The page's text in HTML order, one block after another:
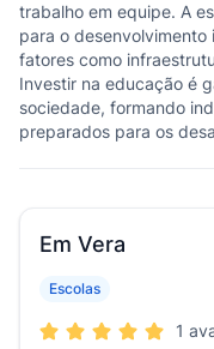
trabalho em equipe. A
para o
fatores como
Investir na educação é
sociedade, formando
preparados para os
Em Vera
Escolas
1